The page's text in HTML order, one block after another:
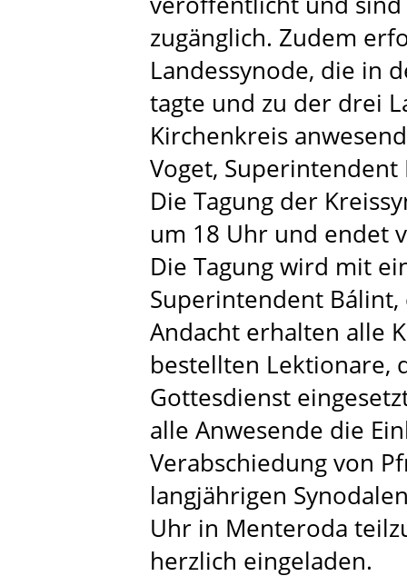
zugänglich. Zudem
Landessynode, die in
tagte und zu der drei
Kirchenkreis
Voget, Superintendent
Die Tagung der
um 18 Uhr und endet
Die Tagung wird mit
Superintendent
Andacht erhalten alle
bestellten Lektionare,
Gottesdienst
alle Anwesende die
Verabschiedung von
langjährigen
Uhr in Menteroda
herzlich eingeladen.